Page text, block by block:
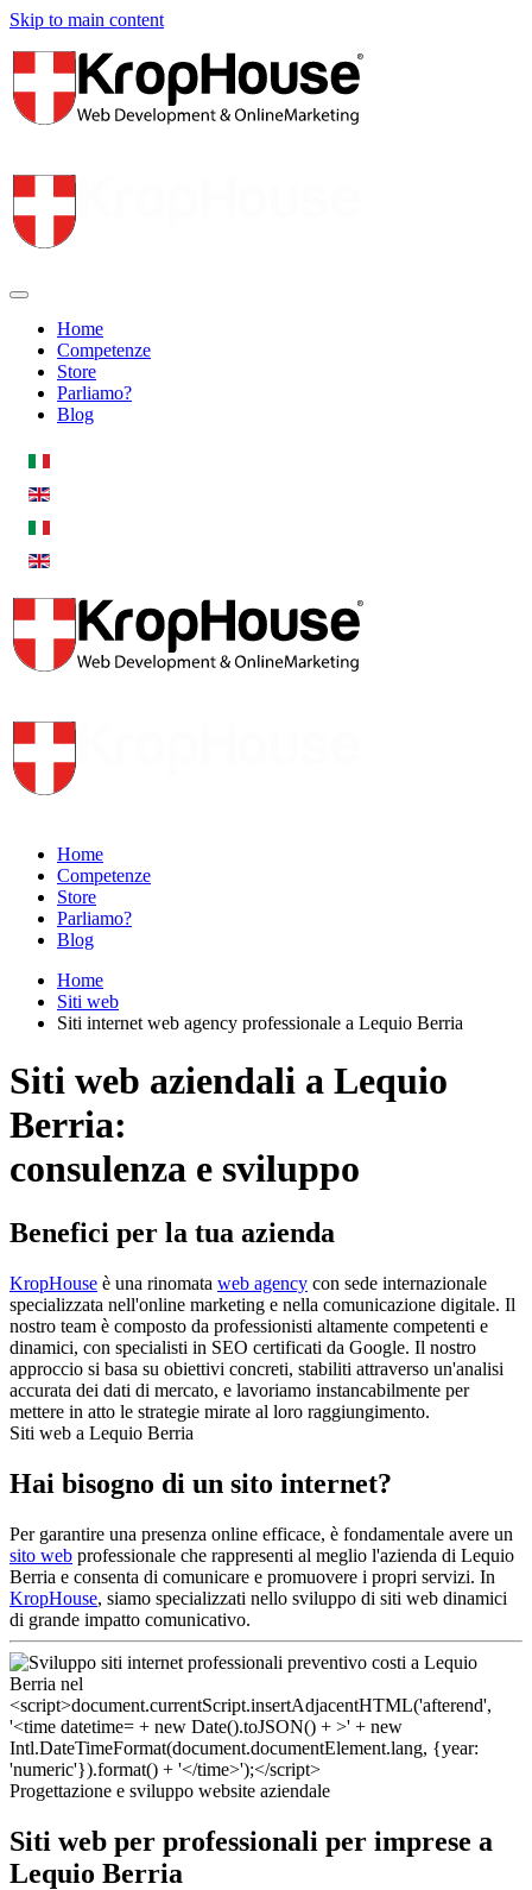
Skip to main content
Home
Competenze
Store
Parliamo?
Blog
Home
Competenze
Store
Parliamo?
Blog
Home
Siti web
Siti internet web agency professionale a Lequio Berria
Siti web aziendali a Lequio
Berria:
consulenza e sviluppo
Benefici per la tua azienda
KropHouse è una rinomata web agency con sede internazionale
specializzata nell'online marketing e nella comunicazione digitale. Il
nostro team è composto da professionisti altamente competenti e
dinamici, con specialisti in SEO certificati da Google. Il nostro
approccio si basa su obiettivi concreti, stabiliti attraverso un'analisi
accurata dei dati di mercato, e lavoriamo instancabilmente per
mettere in atto le strategie mirate al loro raggiungimento.
Siti web a Lequio Berria
Hai bisogno di un sito internet?
Per garantire una presenza online efficace, è fondamentale avere un
sito web professionale che rappresenti al meglio l'azienda di Lequio
Berria e consenta di comunicare e promuovere i propri servizi. In
KropHouse, siamo specializzati nello sviluppo di siti web dinamici
di grande impatto comunicativo.
Progettazione e sviluppo website aziendale
Siti web per professionali per imprese a
Lequio Berria